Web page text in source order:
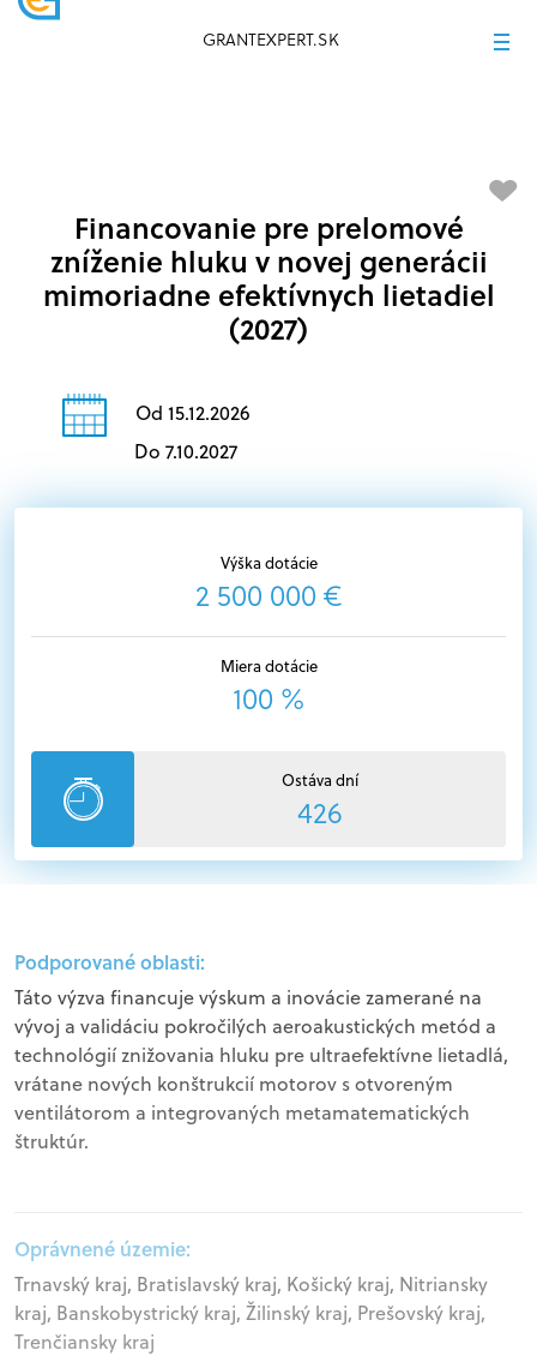
GRANTEXPERT.SK
Výška dotácie
2 500 000 €
Miera dotácie
100 %
Ostáva dní
426
Financovanie pre prelomové
zníženie hluku v novej generácii
mimoriadne efektívnych lietadiel
(2027)
Od 15.12.2026
Do 7.10.2027
Podporované oblasti:
Táto výzva financuje výskum a inovácie zamerané na
vývoj a validáciu pokročilých aeroakustických metód a
technológií znižovania hluku pre ultraefektívne lietadlá,
vrátane nových konštrukcií motorov s otvoreným
ventilátorom a integrovaných metamatematických
štruktúr.
Oprávnené územie:
Trnavský kraj, Bratislavský kraj, Košický kraj, Nitriansky
kraj, Banskobystrický kraj, Žilinský kraj, Prešovský kraj,
Trenčiansky kraj